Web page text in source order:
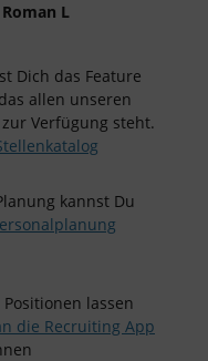
Roman L
Dich das Feature
allen unseren
Verfügung steht.
kannst Du
lassen
die Recruiting App